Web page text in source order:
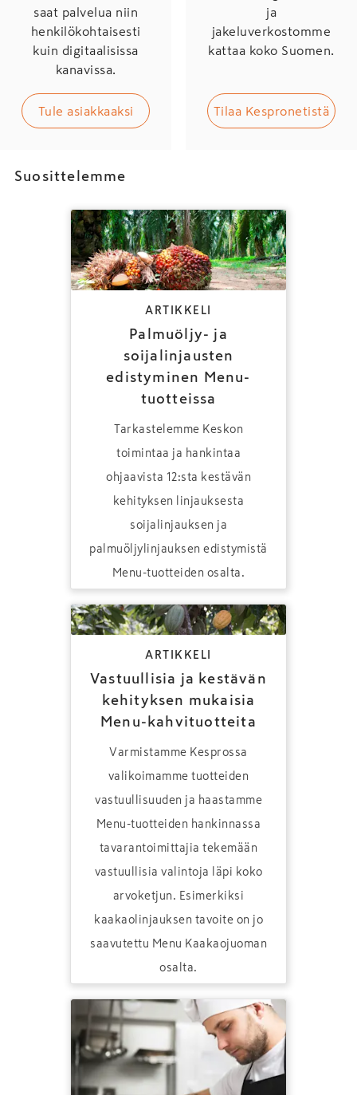
saat palvelua niin
henkilökohtaisesti
kuin digitaalisissa
kanavissa.
Tule asiakkaaksi
ja
jakeluverkostomme
kattaa koko Suomen.
Tilaa Kespronetistä
Suosittelemme
ARTIKKELI
Palmuöljy- ja
soijalinjausten
edistyminen Menu-
tuotteissa
Tarkastelemme Keskon
toimintaa ja hankintaa
ohjaavista 12:sta kestävän
kehityksen linjauksesta
soijalinjauksen ja
palmuöljylinjauksen edistymistä
Menu-tuotteiden osalta.
ARTIKKELI
Vastuullisia ja kestävän
kehityksen mukaisia
Menu-kahvituotteita
Varmistamme Kesprossa
valikoimamme tuotteiden
vastuullisuuden ja haastamme
Menu-tuotteiden hankinnassa
tavarantoimittajia tekemään
vastuullisia valintoja läpi koko
arvoketjun. Esimerkiksi
kaakaolinjauksen tavoite on jo
saavutettu Menu Kaakaojuoman
osalta.